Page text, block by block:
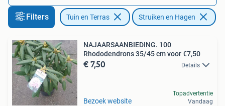
Filters Tuin en Terras Struiken en Hagen
NAJAARSAANBIEDING. 100
Rhododendrons 35/45 cm voor €7,50
€ 7,50 Details
Bezoek website
Topadvertentie
Vandaag